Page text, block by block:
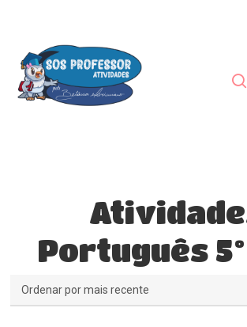
content
Português